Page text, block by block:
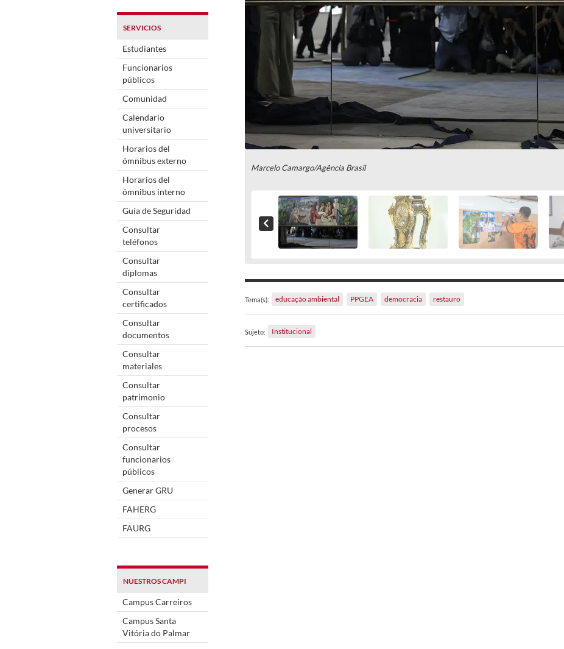
SERVICIOS
Estudiantes
Funcionarios
públicos
Comunidad
Calendario
universitario
Horarios del
ómnibus externo
Horarios del
ómnibus interno
Guía de Seguridad
Consultar
teléfonos
Consultar
diplomas
Consultar
certificados
Consultar
documentos
Consultar
materiales
Consultar
patrimonio
Consultar
procesos
Consultar
funcionarios
públicos
Generar GRU
FAHERG
FAURG
NUESTROS CAMPI
Campus Carreiros
Campus Santa
Vitória do Palmar
Marcelo Camargo/Agência Brasil
Tema(s): educação ambiental PPGEA democracia restauro
Sujeto: Institucional